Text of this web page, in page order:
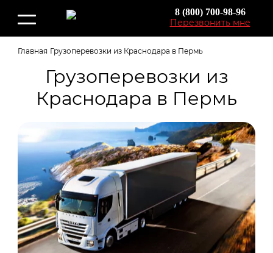
8 (800) 700-98-96
Перезвонить мне
Главная Грузоперевозки из Краснодара в Пермь
Грузоперевозки из
Краснодара в Пермь